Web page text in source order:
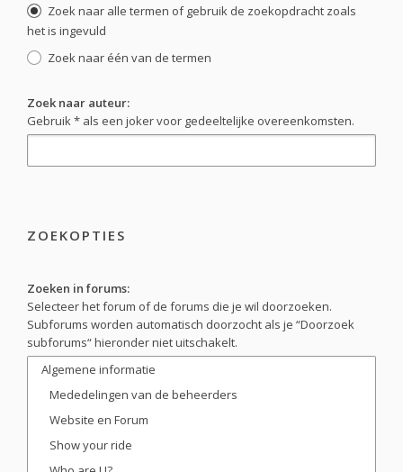
Zoek naar alle termen of gebruik de zoekopdracht zoals
het is ingevuld
Zoek naar één van de termen
Zoek naar auteur:
Gebruik * als een joker voor gedeeltelijke overeenkomsten.
ZOEKOPTIES
Zoeken in forums:
Selecteer het forum of de forums die je wil doorzoeken.
Subforums worden automatisch doorzocht als je “Doorzoek
subforums“ hieronder niet uitschakelt.